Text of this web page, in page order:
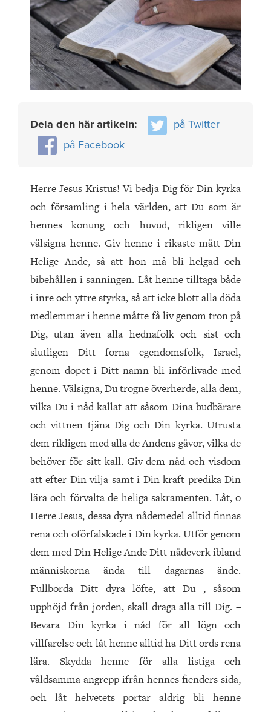
Dela den här artikeln:
på Twitter
på Facebook
Herre Jesus Kristus! Vi bedja Dig för Din kyrka
och församling i hela världen, att Du som är
hennes konung och huvud, rikligen ville
välsigna henne. Giv henne i rikaste mått Din
Helige Ande, så att hon må bli helgad och
bibehållen i sanningen. Låt henne tilltaga både
i inre och yttre styrka, så att icke blott alla döda
medlemmar i henne måtte få liv genom tron på
Dig, utan även alla hednafolk och sist och
slutligen Ditt forna egendomsfolk, Israel,
genom dopet i Ditt namn bli införlivade med
henne. Välsigna, Du trogne överherde, alla dem,
vilka Du i nåd kallat att såsom Dina budbärare
och vittnen tjäna Dig och Din kyrka. Utrusta
dem rikligen med alla de Andens gåvor, vilka de
behöver för sitt kall. Giv dem nåd och visdom
att efter Din vilja samt i Din kraft predika Din
lära och förvalta de heliga sakramenten. Låt, o
Herre Jesus, dessa dyra nådemedel alltid finnas
rena och oförfalskade i Din kyrka. Utför genom
dem med Din Helige Ande Ditt nådeverk ibland
människorna ända till dagarnas ände.
Fullborda Ditt dyra löfte, att Du , såsom
upphöjd från jorden, skall draga alla till Dig. –
Bevara Din kyrka i nåd för all lögn och
villfarelse och låt henne alltid ha Ditt ords rena
lära. Skydda henne för alla listiga och
våldsamma angrepp ifrån hennes fienders sida,
och låt helvetets portar aldrig bli henne